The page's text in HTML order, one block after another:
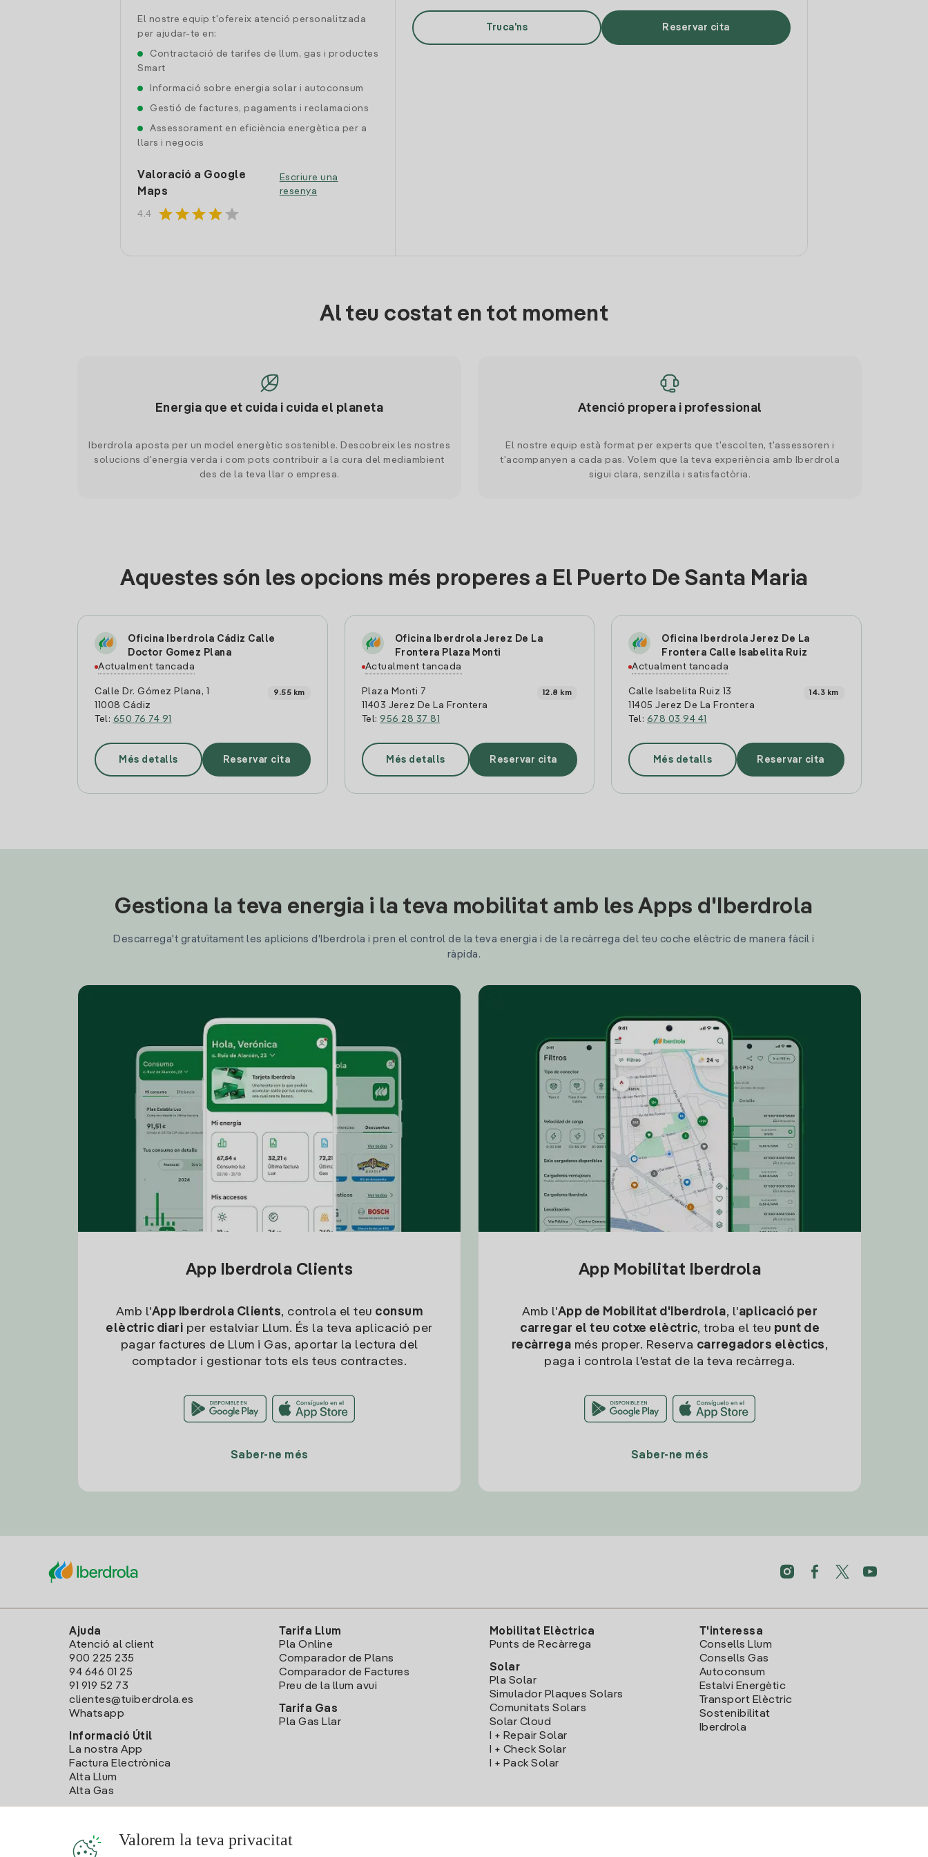
El nostre equip t'ofereix atenció personalitzada
per ajudar-te en:
Contractació de tarifes de llum, gas i productes
Smart
Informació sobre energia solar i autoconsum
Gestió de factures, pagaments i reclamacions
Assessorament en eficiència energètica per a
llars i negocis
Valoració a Google
Maps
4.4 starstarstarstar star
Escriure una
resenya
Truca'ns Reservar cita
Al teu costat en tot moment
Energia que et cuida i cuida el planeta
Iberdrola aposta per un model energètic sostenible. Descobreix les nostres
solucions d'energia verda i com pots contribuir a la cura del mediambient
des de la teva llar o empresa.
Atenció propera i professional
El nostre equip està format per experts que t'escolten, t'assessoren i
t'acompanyen a cada pas. Volem que la teva experiència amb Iberdrola
sigui clara, senzilla i satisfactòria.
Aquestes són les opcions més properes a El Puerto De Santa Maria
Oficina Iberdrola Cádiz Calle
Doctor Gomez Plana
Actualment tancada
Calle Dr. Gómez Plana, 1
11008 Cádiz
Tel: 650 76 74 91
9.55 km
Més detalls Reservar cita
Oficina Iberdrola Jerez De La
Frontera Plaza Monti
Actualment tancada
Plaza Monti 7
11403 Jerez De La Frontera
Tel:956 28 37 81
12.8 km
Més detalls Reservar cita
Oficina Iberdrola Jerez De La
Frontera Calle Isabelita Ruiz
Actualment tancada
Calle Isabelita Ruiz 13
11405 Jerez De La Frontera
Tel: 678 03 94 41
14.3 km
Més detalls Reservar cita
Gestiona la teva energia i la teva mobilitat amb les Apps d'Iberdrola
Descarrega't gratuïtament les aplicions d'Iberdrola i pren el control de la teva energia i de la recàrrega del teu coche elèctric de manera fàcil i
ràpida.
App Iberdrola Clients
Amb l'App Iberdrola Clients, controla el teu consum
elèctric diari per estalviar Llum. És la teva aplicació per
pagar factures de Llum i Gas, aportar la lectura del
comptador i gestionar tots els teus contractes.
Saber-ne més
App Mobilitat Iberdrola
Amb l'App de Mobilitat d'Iberdrola, l'aplicació per
carregar el teu cotxe elèctric, troba el teu punt de
recàrrega més proper. Reserva carregadors elèctics,
paga i controla l'estat de la teva recàrrega.
Saber-ne més
Ajuda
Atenció al client
900 225 235
94 646 01 25
91 919 52 73
clientes@tuiberdrola.es
Whatsapp
Informació Útil
La nostra App
Factura Electrònica
Alta Llum
Alta Gas
Tarifa Llum
Pla Online
Comparador de Plans
Comparador de Factures
Preu de la llum avui
Tarifa Gas
Pla Gas Llar
Mobilitat Elèctrica
Punts de Recàrrega
Solar
Pla Solar
Simulador Plaques Solars
Comunitats Solars
Solar Cloud
I + Repair Solar
I + Check Solar
I + Pack Solar
T'interessa
Consells Llum
Consells Gas
Autoconsum
Estalvi Energètic
Transport Elèctric
Sostenibilitat
Iberdrola
Valorem la teva privacitat